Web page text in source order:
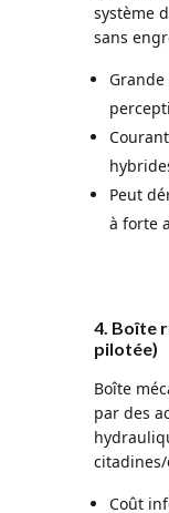
système
sans
Grande
Peut
à forte
4. Boîte
pilotée)
Boîte
par des
Coût